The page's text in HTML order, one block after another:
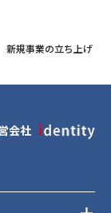
新規事業の立ち上げ
会社